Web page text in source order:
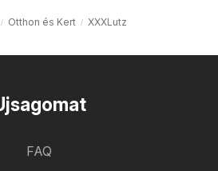
Otthon és Kert XXXLutz
FAQ